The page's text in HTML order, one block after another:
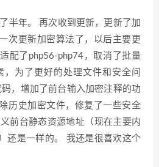
半年。 再次收到更新，更新了加
次更新加密算法了，以后主要更
配了php56-php74，取消了批量
为了更好的处理文件和安全问
，增加了前台输入加密注释的功
历史加密文件，修复了一些安全
前台静态资源地址（现在主要内
还是一样的。 我还是很喜欢这个